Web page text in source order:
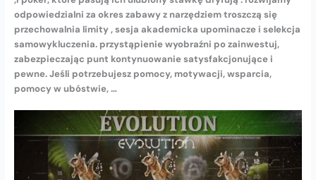
odpowiedzialni za okres zabawy z narzędziem troszczą się
przechowalnia limity , sesja akademicka upominacze i selekcja
samowykluczenia. przystąpienie wyobraźni po zainwestuj,
zabezpieczając punt kontynuowanie satysfakcjonujące i
pewne. Jeśli potrzebujesz pomocy, motywacji, wsparcia,
pomocy w ubóstwie, …